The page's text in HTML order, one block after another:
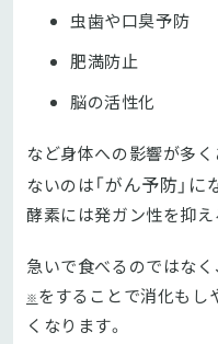
虫歯や口臭予防
肥満防止
脳の活性化
など身体への影響が多
ないのは「がん予防」
酵素には発ガン性を抑え
急いで食べるのではなく
※ をすることで消化もし
くなります。